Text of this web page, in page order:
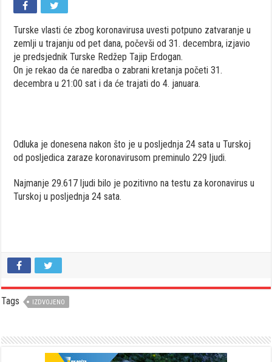
Turske vlasti će zbog koronavirusa uvesti potpuno zatvaranje u
zemlji u trajanju od pet dana, počevši od 31. decembra, izjavio
je predsjednik Turske Redžep Tajip Erdogan.
On je rekao da će naredba o zabrani kretanja početi 31.
decembra u 21:00 sat i da će trajati do 4. januara.
Odluka je donesena nakon što je u posljednja 24 sata u Turskoj
od posljedica zaraze koronavirusom preminulo 229 ljudi.
Najmanje 29.617 ljudi bilo je pozitivno na testu za koronavirus u
Turskoj u posljednja 24 sata.
Tags IZDVOJENO